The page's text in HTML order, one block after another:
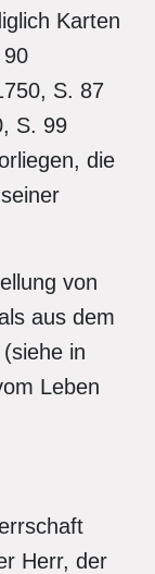
Karten
S. 87
S. 99
die
von
aus dem
in
Leben
Herr, der